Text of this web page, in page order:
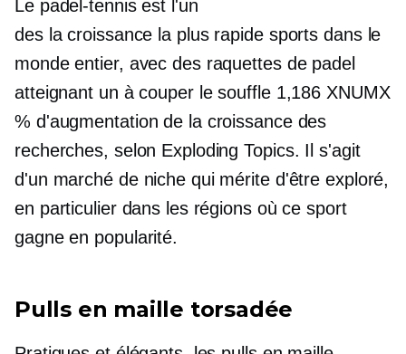
Le padel-tennis est l'un
des la croissance la plus rapidesports dans le
monde entier, avec des raquettes de padel
atteignant un à couper le souffle1,186 XNUMX
% d'augmentation de la croissance des
recherches, selon Exploding Topics. Il s'agit
d'un marché de niche qui mérite d'être exploré,
en particulier dans les régions où ce sport
gagne en popularité.
Pulls en maille torsadée